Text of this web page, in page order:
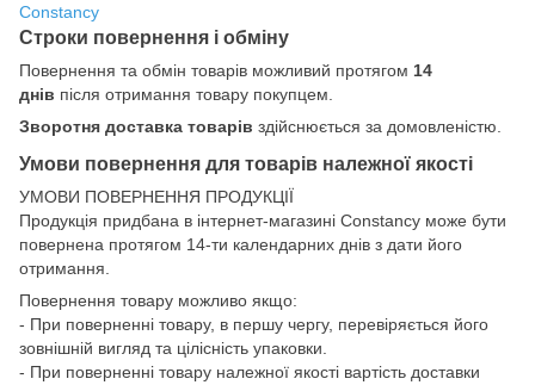
Constancy
Строки повернення і обміну
Повернення та обмін товарів можливий протягом 14
днів після отримання товару покупцем.
Зворотня доставка товарів здійснюється за домовленістю.
Умови повернення для товарів належної якості
УМОВИ ПОВЕРНЕННЯ ПРОДУКЦІЇ
Продукція придбана в інтернет-магазині Constancy може бути
повернена протягом 14-ти календарних днів з дати його
отримання.
Повернення товару можливо якщо:
- При поверненні товару, в першу чергу, перевіряється його
зовнішній вигляд та цілісність упаковки.
- При поверненні товару належної якості вартість доставки